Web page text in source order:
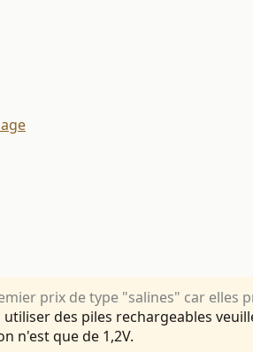
prix de type "salines" car
des piles rechargeables
n'est que de 1,2V.